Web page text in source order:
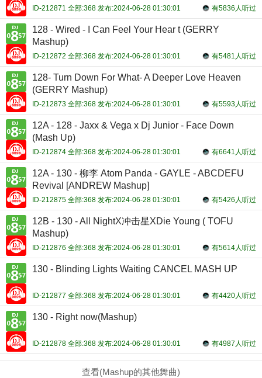
有5836人听过
ID-212871 全部:368 发布:2024-06-28 01:30:01
128 - Wired - I Can Feel Your Hear t (GERRY
Mashup)
有5481人听过
ID-212872 全部:368 发布:2024-06-28 01:30:01
128- Turn Down For What- A Deeper Love Heaven
(GERRY Mashup)
有5593人听过
ID-212873 全部:368 发布:2024-06-28 01:30:01
12A - 128 - Jaxx & Vega x Dj Junior - Face Down
(Mash Up)
有6641人听过
ID-212874 全部:368 发布:2024-06-28 01:30:01
12A - 130 - 柳李 Atom Panda - GAYLE - ABCDEFU
Revival [ANDREW Mashup]
有5426人听过
ID-212875 全部:368 发布:2024-06-28 01:30:01
12B - 130 - All NightX冲击星XDie Young ( TOFU
Mashup)
有5614人听过
ID-212876 全部:368 发布:2024-06-28 01:30:01
130 - Blinding Lights Waiting CANCEL MASH UP
有4420人听过
ID-212877 全部:368 发布:2024-06-28 01:30:01
130 - Right now(Mashup)
有4987人听过
ID-212878 全部:368 发布:2024-06-28 01:30:01
查看(Mashup的其他舞曲)